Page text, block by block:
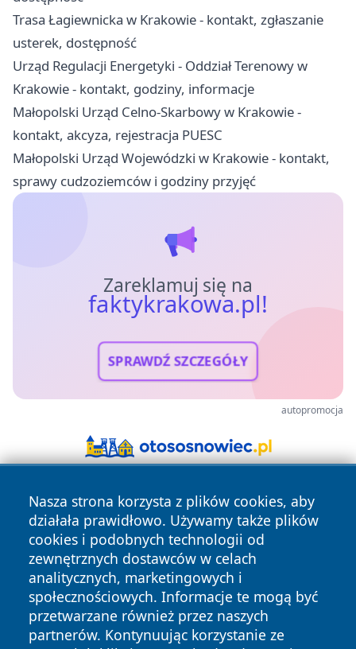
Trasa Łagiewnicka w Krakowie - kontakt, zgłaszanie
usterek, dostępność
Urząd Regulacji Energetyki - Oddział Terenowy w
Krakowie - kontakt, godziny, informacje
Małopolski Urząd Celno-Skarbowy w Krakowie -
kontakt, akcyza, rejestracja PUESC
Małopolski Urząd Wojewódzki w Krakowie - kontakt,
sprawy cudzoziemców i godziny przyjęć
Zareklamuj się na
faktykrakowa.pl!
SPRAWDŹ SZCZEGÓŁY
autopromocja
Nasza strona korzysta z plików cookies, aby
działała prawidłowo. Używamy także plików
cookies i podobnych technologii od
zewnętrznych dostawców w celach
analitycznych, marketingowych i
społecznościowych. Informacje te mogą być
przetwarzane również przez naszych
partnerów. Kontynuując korzystanie ze
Copyright © 2026 faktykrakowa.pl Wszystkie prawa
zastrzeżone.